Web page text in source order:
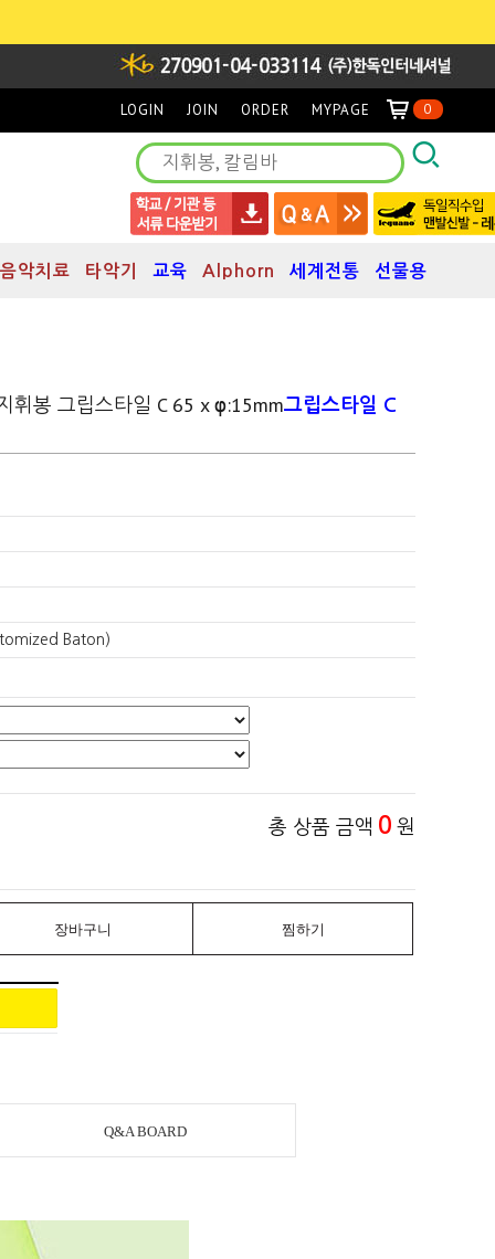
LOGIN JOIN ORDER MYPAGE 0
음악치료 타악기 교육 Alphorn 세계전통 선물용
휘봉 그립스타일 C 65 x φ:15mm그립스타일 C
Baton)
총 상품 금액 0 원
장바구니 찜하기
Q&A BOARD